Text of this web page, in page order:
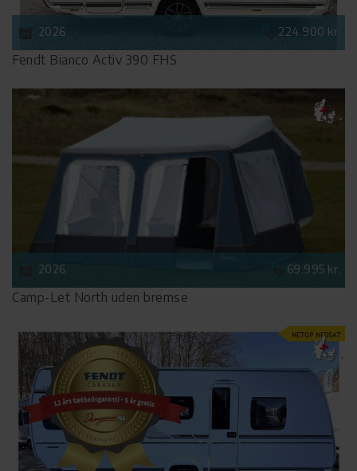
2026 224.900 kr.
Fendt Bianco Activ 390 FHS
2026 69.995 kr.
Camp-Let North uden bremse